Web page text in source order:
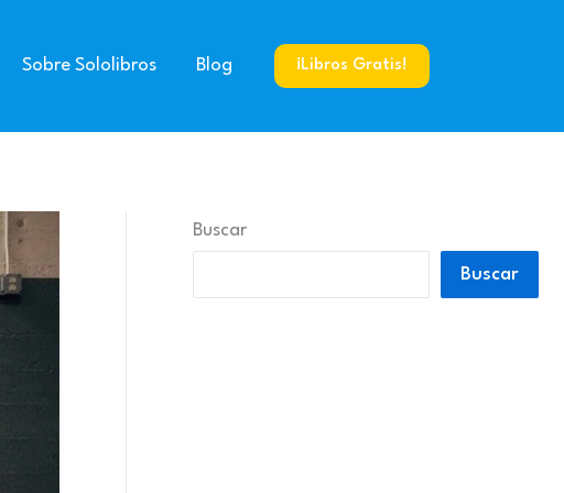
Sobre Sololibros Blog ¡Libros Gratis!
Buscar
Buscar